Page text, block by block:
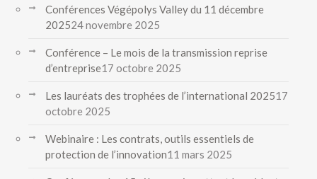
Conférences Végépolys Valley du 11 décembre
202524 novembre 2025
Conférence – Le mois de la transmission reprise
d’entreprise17 octobre 2025
Les lauréats des trophées de l’international 202517
octobre 2025
Webinaire : Les contrats, outils essentiels de
protection de l’innovation11 mars 2025